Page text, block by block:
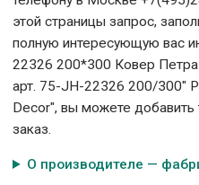
этой страницы запрос,
полную интересующую вас
22326 200*300 Ковер
арт. 75-JH-22326 200/300"
Decor", вы можете добавить
заказ.
О производителе —